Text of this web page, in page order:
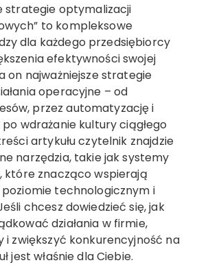
to kompleksowe
dla każdego przedsiębiorcy
efektywności swojej
on najważniejsze strategie
operacyjne – od
przez automatyzację i
wdrażanie kultury ciągłego
artykułu czytelnik znajdzie
narzędzia, takie jak systemy
które znacząco wspierają
technologicznym i
chcesz dowiedzieć się, jak
działania w firmie,
i zwiększyć konkurencyjność na
jest właśnie dla Ciebie.